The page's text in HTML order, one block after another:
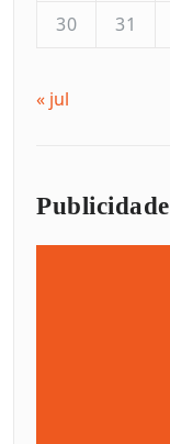
30 31
« jul
Publicidade